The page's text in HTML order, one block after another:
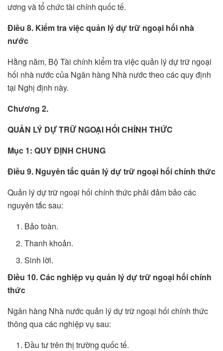
ương và tổ chức tài chính quốc tế.
Điều 8. Kiểm tra việc quản lý dự trữ ngoại hối nhà
nước
Hằng năm, Bộ Tài chính kiểm tra việc quản lý dự trữ ngoại
hối nhà nước của Ngân hàng Nhà nước theo các quy định
tại Nghị định này.
Chương 2.
QUẢN LÝ DỰ TRỮ NGOẠI HỐI CHÍNH THỨC
Mục 1: QUY ĐỊNH CHUNG
Điều 9. Nguyên tắc quản lý dự trữ ngoại hối chính thức
Quản lý dự trữ ngoại hối chính thức phải đảm bảo các
nguyên tắc sau:
Bảo toàn.
Thanh khoản.
Sinh lời.
Điều 10. Các nghiệp vụ quản lý dự trữ ngoại hối chính
thức
Ngân hàng Nhà nước quản lý dự trữ ngoại hối chính thức
thông qua các nghiệp vụ sau:
Đầu tư trên thị trường quốc tế.